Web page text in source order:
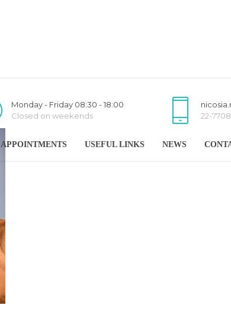
Monday - Friday 08:30 - 18:00
Closed on weekends
22-
APPOINTMENTS USEFUL LINKS NEWS